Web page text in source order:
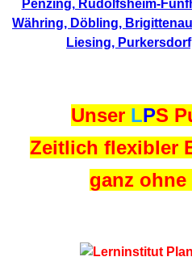
Unser LPS
Zeitlich flexibler
ganz